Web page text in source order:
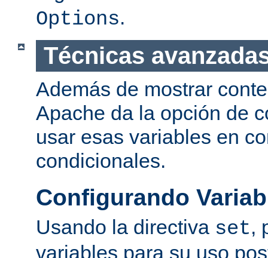
Options.
Técnicas
Además de mostrar
Apache da la opción de
usar esas variables en
condicionales.
Configurando
Usando la directiva set,
variables para su uso